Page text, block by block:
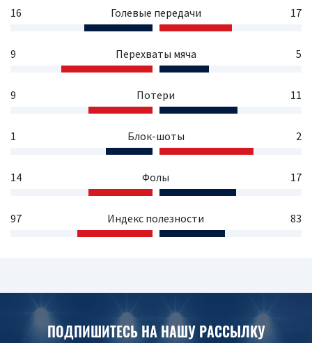
16 Голевые передачи 17
9 Перехваты мяча 5
9 Потери 11
1 Блок-шоты 2
14 Фолы 17
97 Индекс полезности 83
ПОДПИШИТЕСЬ НА НАШУ РАССЫЛКУ